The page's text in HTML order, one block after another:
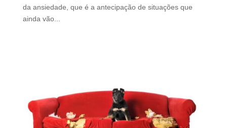
da ansiedade, que é a antecipação de situações que
ainda vão...